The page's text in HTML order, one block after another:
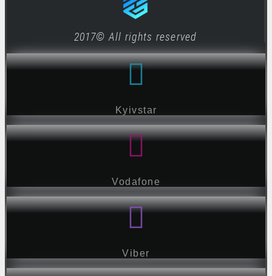
2017© All rights reserved
Kyivstar
Vodafone
Viber